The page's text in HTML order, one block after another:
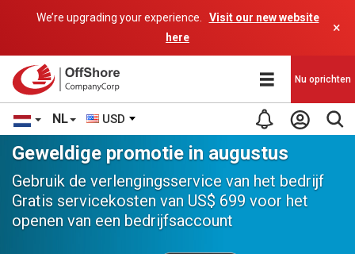
We’re upgrading your experience.
Visit our new website
here
×
NL USD
Nu oprichten
Geweldige promotie in augustus
Gebruik de verlengingsservice van het bedrijf
Gratis servicekosten van US$ 699 voor het
openen van een bedrijfsaccount